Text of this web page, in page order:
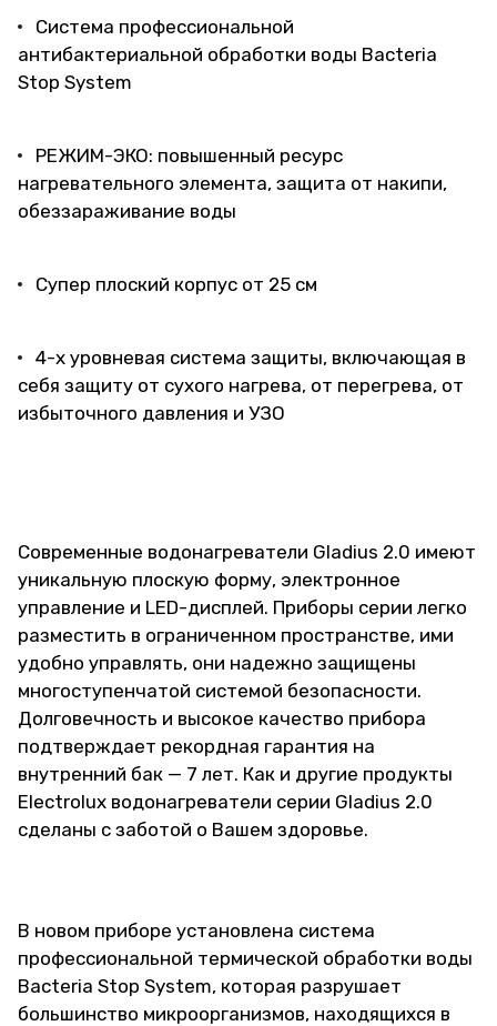
Система профессиональной
антибактериальной обработки воды Bacteria
Stop System
РЕЖИМ-ЭКО: повышенный ресурс
нагревательного элемента, защита от накипи,
обеззараживание воды
Супер плоский корпус от 25 см
4-х уровневая система защиты, включающая в
себя защиту от сухого нагрева, от перегрева, от
избыточного давления и УЗО
Современные водонагреватели Gladius 2.0 имеют
уникальную плоскую форму, электронное
управление и LED-дисплей. Приборы серии легко
разместить в ограниченном пространстве, ими
удобно управлять, они надежно защищены
многоступенчатой системой безопасности.
Долговечность и высокое качество прибора
подтверждает рекордная гарантия на
внутренний бак — 7 лет. Как и другие продукты
Electrolux водонагреватели серии Gladius 2.0
сделаны с заботой о Вашем здоровье.
В новом приборе установлена система
профессиональной термической обработки воды
Bacteria Stop System, которая разрушает
большинство микроорганизмов, находящихся в